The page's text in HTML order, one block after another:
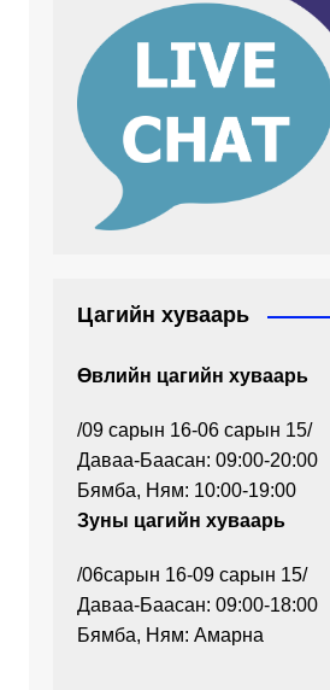
Цагийн хуваарь
Өвлийн цагийн хуваарь
/09 сарын 16-06 сарын 15/
Даваа-Баасан: 09:00-20:00
Бямба, Ням: 10:00-19:00
Зуны цагийн хуваарь
/06сарын 16-09 сарын 15/
Даваа-Баасан: 09:00-18:00
Бямба, Ням: Амарна